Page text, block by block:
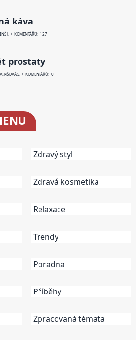
káva
J. / KOMENTÁŘŮ: 127
prostaty
S. / KOMENTÁŘŮ: 0
Zdravý styl
Zdravá kosmetika
Relaxace
Trendy
Poradna
Příběhy
Zpracovaná témata